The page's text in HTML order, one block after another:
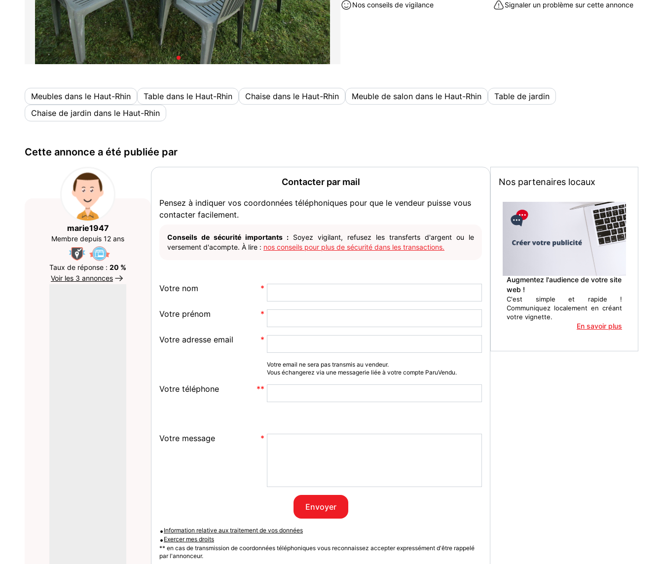
Nos conseils de vigilance Signaler un problème sur cette annonce
Meubles dans le Haut-Rhin Table dans le Haut-Rhin Chaise dans le Haut-Rhin Meuble de salon dans le Haut-Rhin
Table de jardin
Chaise de jardin dans le Haut-Rhin
Cette annonce a été publiée par
marie1947
Membre depuis 12 ans
Taux de réponse : 20 %
Voir les 3 annonces
Contacter par mail
Pensez à indiquer vos coordonnées téléphoniques pour que le vendeur puisse vous
contacter facilement.
Conseils de sécurité importants : Soyez vigilant, refusez les transferts d'argent ou le
versement d'acompte. À lire : nos conseils pour plus de sécurité dans les transactions.
Votre nom
Votre prénom
Votre adresse email
Votre email ne sera pas transmis au vendeur.
Vous échangerez via une messagerie liée à votre compte ParuVendu.
Votre téléphone
Votre message
Envoyer
• Information relative aux traitement de vos données
• Exercer mes droits
** en cas de transmission de coordonnées téléphoniques vous reconnaissez accepter expressément d'être rappelé
par l'annonceur.
Nos partenaires locaux
Augmentez l'audience de votre site
web !
C'est simple et rapide !
Communiquez localement en créant
votre vignette.
En savoir plus